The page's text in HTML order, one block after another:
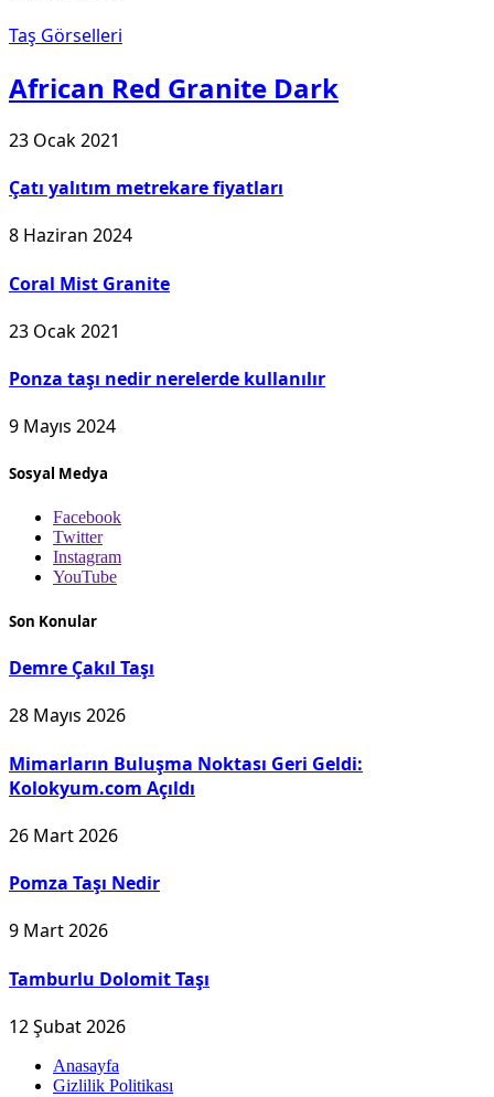
Taş Görselleri
African Red Granite Dark
23 Ocak 2021
Çatı yalıtım metrekare fiyatları
8 Haziran 2024
Coral Mist Granite
23 Ocak 2021
Ponza taşı nedir nerelerde kullanılır
9 Mayıs 2024
Sosyal Medya
Facebook
Twitter
Instagram
YouTube
Son Konular
Demre Çakıl Taşı
28 Mayıs 2026
Mimarların Buluşma Noktası Geri Geldi:
Kolokyum.com Açıldı
26 Mart 2026
Pomza Taşı Nedir
9 Mart 2026
Tamburlu Dolomit Taşı
12 Şubat 2026
Anasayfa
Gizlilik Politikası